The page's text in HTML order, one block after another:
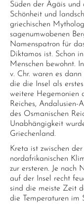
Süden der Ägäis
Schönheit und
griechischen
sagenumwobenen
Namenspatron für
Diktamos ist. Schon
Menschen bewohnt.
v. Chr. waren es
die die Insel als
weitere Hegemonien
Reiches, Andalusien-
des Osmanischen
Unabhängigkeit
Griechenland.
Kreta ist zwischen
nordafrikanischen
zur ersteren. Je nach
auf der Insel recht
sind die meiste Zeit
die Temperaturen im